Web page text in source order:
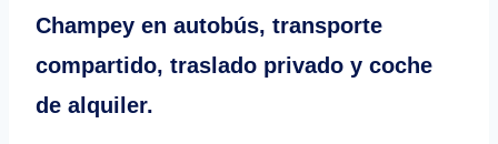
Champey en autobús, transporte
compartido, traslado privado y coche
de alquiler.